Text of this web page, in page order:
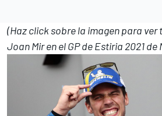
(Haz click sobre la imagen para
Joan Mir en el GP de Estiria 2021 de